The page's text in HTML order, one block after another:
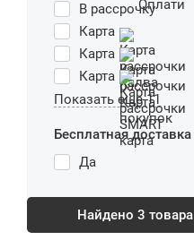
В рассрочку
Карта
Карта
Карта
Показать еще 11
Бесплатная доставка
Да
Найдено 3 товара